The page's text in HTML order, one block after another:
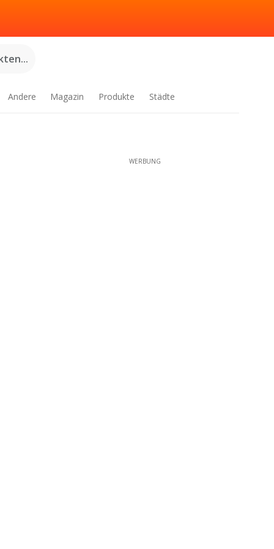
Andere Magazin Produkte Städte
WERBUNG